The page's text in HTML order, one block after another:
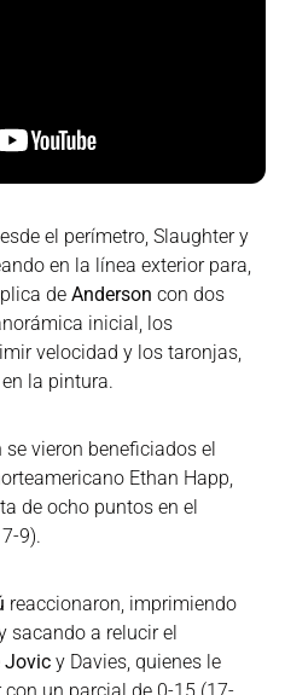
el perímetro, Slaughter y
en la línea exterior para,
de Anderson con dos
inicial, los
velocidad y los taronjas,
la pintura.
vieron beneficiados el
Ethan Happ,
de ocho puntos en el
9).
reaccionaron, imprimiendo
sacando a relucir el
Jovic y Davies, quienes le
un parcial de 0-15 (17-